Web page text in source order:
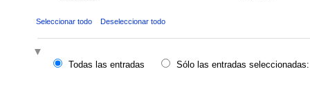
Seleccionar todo Deseleccionar todo
Todas las entradas
Sólo las entradas seleccionadas: